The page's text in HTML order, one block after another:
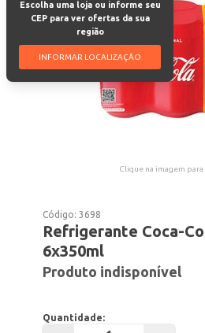
Escolha uma loja ou informe seu
CEP para ver ofertas da sua
região
INFORMAR LOCALIZAÇÃO
Clique na imagem para
Código:3698
Refrigerante Coca-
6x350ml
Produto indisponível
Quantidade: